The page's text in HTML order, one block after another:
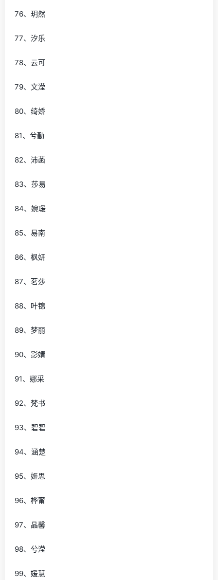
76、玥然
77、汐乐
78、云可
79、文滢
80、绮娇
81、兮勤
82、沛菡
83、莎易
84、婉瑗
85、易南
86、枫妍
87、茗莎
88、叶锦
89、梦丽
90、影婧
91、娜采
92、梵书
93、碧碧
94、涵楚
95、姬思
96、桦甯
97、晶馨
98、兮滢
99、媛慧